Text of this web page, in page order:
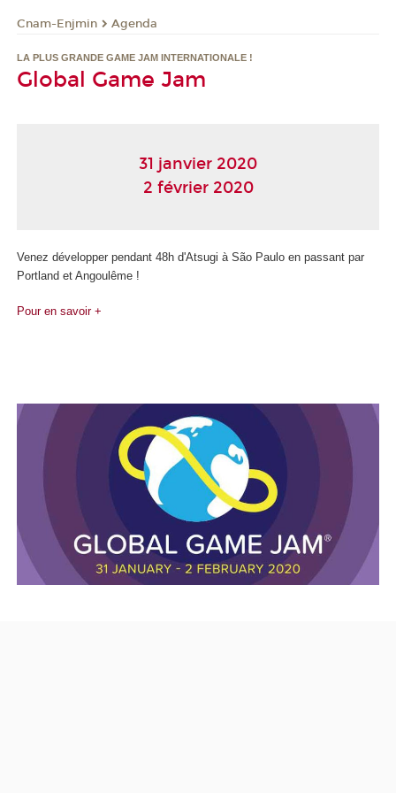
Cnam-Enjmin Agenda
LA PLUS GRANDE GAME JAM INTERNATIONALE !
Global Game Jam
31 janvier 2020
2 février 2020
Venez développer pendant 48h d'Atsugi à São Paulo en passant par
Portland et Angoulême !
Pour en savoir +